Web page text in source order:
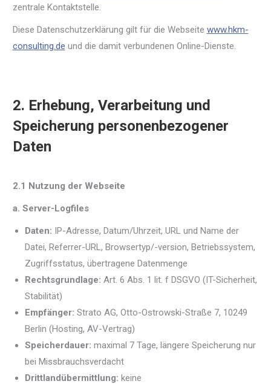
zentrale Kontaktstelle.
Diese Datenschutzerklärung gilt für die Webseite www.hkm-
consulting.de und die damit verbundenen Online-Dienste.
2. Erhebung, Verarbeitung und
Speicherung personenbezogener
Daten
2.1 Nutzung der Webseite
a. Server-Logfiles
Daten: IP-Adresse, Datum/Uhrzeit, URL und Name der
Datei, Referrer-URL, Browsertyp/-version, Betriebssystem,
Zugriffsstatus, übertragene Datenmenge
Rechtsgrundlage: Art. 6 Abs. 1 lit. f DSGVO (IT-Sicherheit,
Stabilität)
Empfänger: Strato AG, Otto-Ostrowski-Straße 7, 10249
Berlin (Hosting, AV-Vertrag)
Speicherdauer: maximal 7 Tage, längere Speicherung nur
bei Missbrauchsverdacht
Drittlandübermittlung: keine